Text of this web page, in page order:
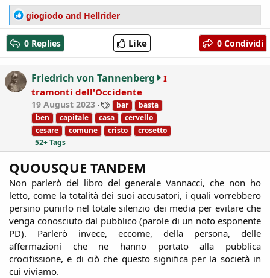
R
e
a
c
t
o
giogiodo and Hellrider
0 Replies Like 0 Condividi
Friedrich von Tannenberg
I
tramonti dell'Occidente
19 August 2023
T
a
g
s
bar
basta
ben
capitale casa
cervello
cesare
comune cristo
crosetto
52+ Tags
QUOUSQUE TANDEM
Non parlerò del libro del generale Vannacci, che non ho
letto, come la totalità dei suoi accusatori, i quali vorrebbero
persino punirlo nel totale silenzio dei media per evitare che
venga conosciuto dal pubblico (parole di un noto esponente
PD). Parlerò invece, eccome, della persona, delle
affermazioni che ne hanno portato alla pubblica
crocifissione, e di ciò che questo significa per la società in
cui viviamo.